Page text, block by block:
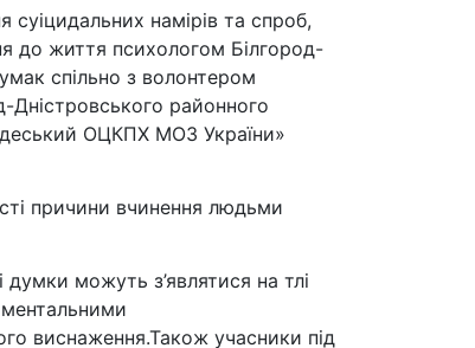
намірів та спроб,
до життя психологом Білгород-
спільно з волонтером
Дністровського районного
ОЦКПХ МОЗ України»
причини вчинення людьми
можуть з’являтися на тлі
виснаження.Також учасники під